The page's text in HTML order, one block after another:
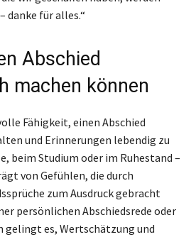
danke für alles.“
Abschied
machen können
Fähigkeit, einen Abschied
und Erinnerungen lebendig zu
beim Studium oder im Ruhestand –
von Gefühlen, die durch
zum Ausdruck gebracht
persönlichen Abschiedsrede oder
gelingt es, Wertschätzung und